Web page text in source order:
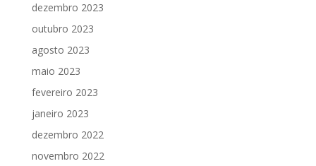
dezembro 2023
outubro 2023
agosto 2023
maio 2023
fevereiro 2023
janeiro 2023
dezembro 2022
novembro 2022